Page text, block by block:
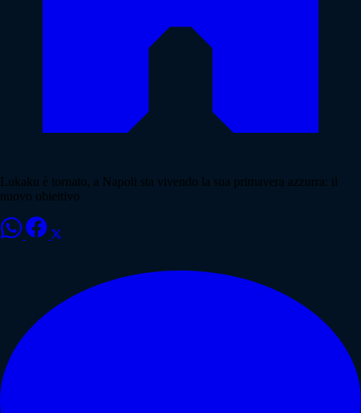
Lukaku è tornato, a Napoli sta vivendo la sua primavera azzurra: il
nuovo obiettivo